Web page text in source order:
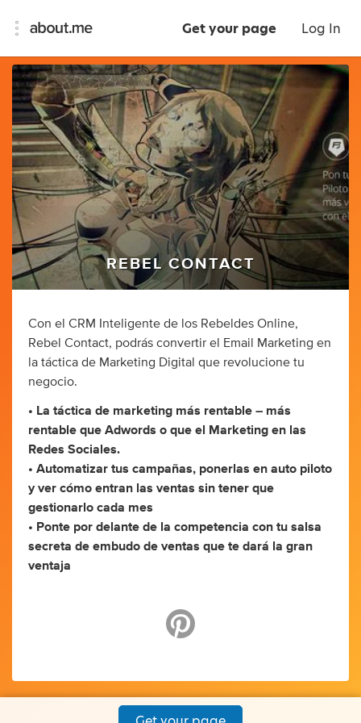
Get your page Log In
REBEL CONTACT
Con el CRM Inteligente de los Rebeldes Online,
Rebel Contact, podrás convertir el Email Marketing en
la táctica de Marketing Digital que revolucione tu
negocio.
• La táctica de marketing más rentable – más
rentable que Adwords o que el Marketing en las
Redes Sociales.
• Automatizar tus campañas, ponerlas en auto piloto
y ver cómo entran las ventas sin tener que
gestionarlo cada mes
• Ponte por delante de la competencia con tu salsa
secreta de embudo de ventas que te dará la gran
ventaja